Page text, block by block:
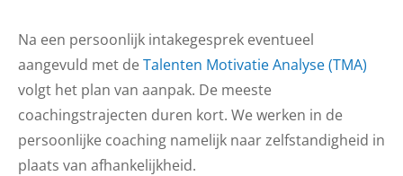
Na een persoonlijk intakegesprek eventueel
aangevuld met deTalenten Motivatie Analyse (TMA)
volgt het plan van aanpak. De meeste
coachingstrajecten duren kort. We werken in de
persoonlijke coaching namelijk naar zelfstandigheid in
plaats van afhankelijkheid.